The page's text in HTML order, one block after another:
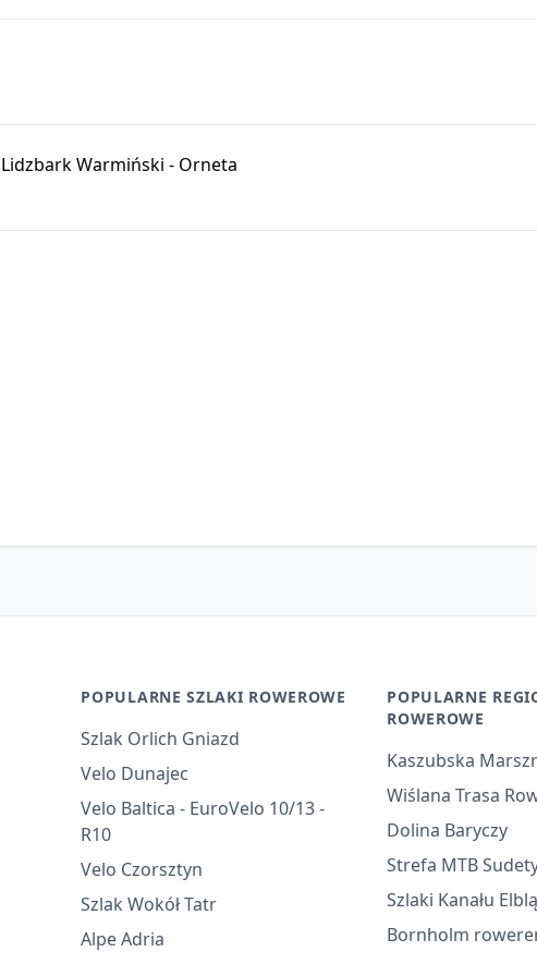
Warmiński - Orneta
POPULARNE SZLAKI ROWEROWE
Szlak Orlich Gniazd
Velo Dunajec
Velo Baltica - EuroVelo 10/13 -
R10
Velo Czorsztyn
Szlak Wokół Tatr
Alpe Adria
POPULARNE
ROWEROWE
Kaszubska
Wiślana Trasa
Dolina Baryczy
Strefa MTB
Szlaki Kanału
Bornholm